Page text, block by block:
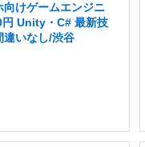
けゲームエンジニ
円 Unity・C# 最新技
違いなし/渋谷